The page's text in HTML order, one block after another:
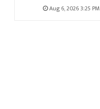
Aug 6, 2026 3:25 PM